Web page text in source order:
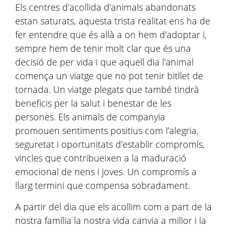
Els centres d'acollida d'animals abandonats
estan saturats, aquesta trista realitat ens ha de
fer entendre que és allà a on hem d'adoptar i,
sempre hem de tenir molt clar que és una
decisió de per vida i que aquell dia l'animal
comença un viatge que no pot tenir bitllet de
tornada. Un viatge plegats que també tindrà
beneficis per la salut i benestar de les
persones. Els animals de companyia
promouen sentiments positius com l’alegria,
seguretat i oportunitats d’establir compromís,
vincles que contribueixen a la maduració
emocional de nens i joves. Un compromís a
llarg termini que compensa sobradament.
A partir del dia que els acollim com a part de la
nostra família la nostra vida canvia a millor i la